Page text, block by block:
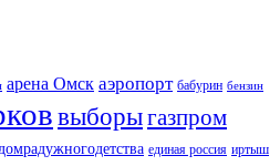
арена Омск аэропорт бабурин бензин
выборыгазпром
домрадужногодетства единая россия иртыш